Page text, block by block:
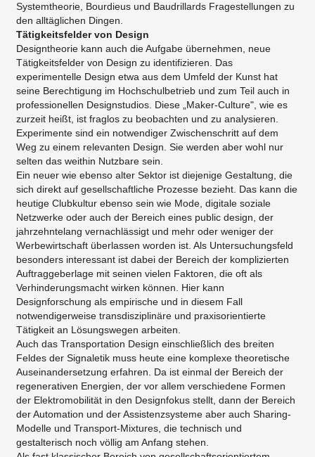
Systemtheorie, Bourdieus und Baudrillards Fragestellungen zu
den alltäglichen Dingen.
Tätigkeitsfelder von Design
Designtheorie kann auch die Aufgabe übernehmen, neue
Tätigkeitsfelder von Design zu identifizieren. Das
experimentelle Design etwa aus dem Umfeld der Kunst hat
seine Berechtigung im Hochschulbetrieb und zum Teil auch in
professionellen Designstudios. Diese „Maker-Culture", wie es
zurzeit heißt, ist fraglos zu beobachten und zu analysieren.
Experimente sind ein notwendiger Zwischenschritt auf dem
Weg zu einem relevanten Design. Sie werden aber wohl nur
selten das weithin Nutzbare sein.
Ein neuer wie ebenso alter Sektor ist diejenige Gestaltung, die
sich direkt auf gesellschaftliche Prozesse bezieht. Das kann die
heutige Clubkultur ebenso sein wie Mode, digitale soziale
Netzwerke oder auch der Bereich eines public design, der
jahrzehntelang vernachlässigt und mehr oder weniger der
Werbewirtschaft überlassen worden ist. Als Untersuchungsfeld
besonders interessant ist dabei der Bereich der komplizierten
Auftraggeberlage mit seinen vielen Faktoren, die oft als
Verhinderungsmacht wirken können. Hier kann
Designforschung als empirische und in diesem Fall
notwendigerweise transdisziplinäre und praxisorientierte
Tätigkeit an Lösungswegen arbeiten.
Auch das Transportation Design einschließlich des breiten
Feldes der Signaletik muss heute eine komplexe theoretische
Auseinandersetzung erfahren. Da ist einmal der Bereich der
regenerativen Energien, der vor allem verschiedene Formen
der Elektromobilität in den Designfokus stellt, dann der Bereich
der Automation und der Assistenzsysteme aber auch Sharing-
Modelle und Transport-Mixtures, die technisch und
gestalterisch noch völlig am Anfang stehen.